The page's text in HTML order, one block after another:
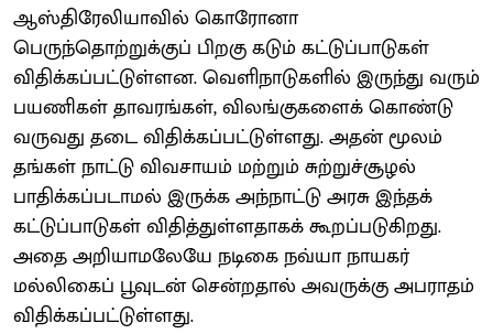
ஆஸ்திரேலியாவில் கொரோனா
பெருந்தொற்றுக்குப் பிறகு கடும் கட்டுப்பாடுகள்
விதிக்கப்பட்டுள்ளன. வெளிநாடுகளில் இருந்து வரும்
பயணிகள் தாவரங்கள், விலங்குகளைக் கொண்டு
வருவது தடை விதிக்கப்பட்டுள்ளது. அதன் மூலம்
தங்கள் நாட்டு விவசாயம் மற்றும் சுற்றுச்சூழல்
பாதிக்கப்படாமல் இருக்க அந்நாட்டு அரசு இந்தக்
கட்டுப்பாடுகள் விதித்துள்ளதாகக் கூறப்படுகிறது.
அதை அறியாமலேயே நடிகை நவ்யா நாயகர்
மல்லிகைப் பூவுடன் சென்றதால் அவருக்கு அபராதம்
விதிக்கப்பட்டுள்ளது.